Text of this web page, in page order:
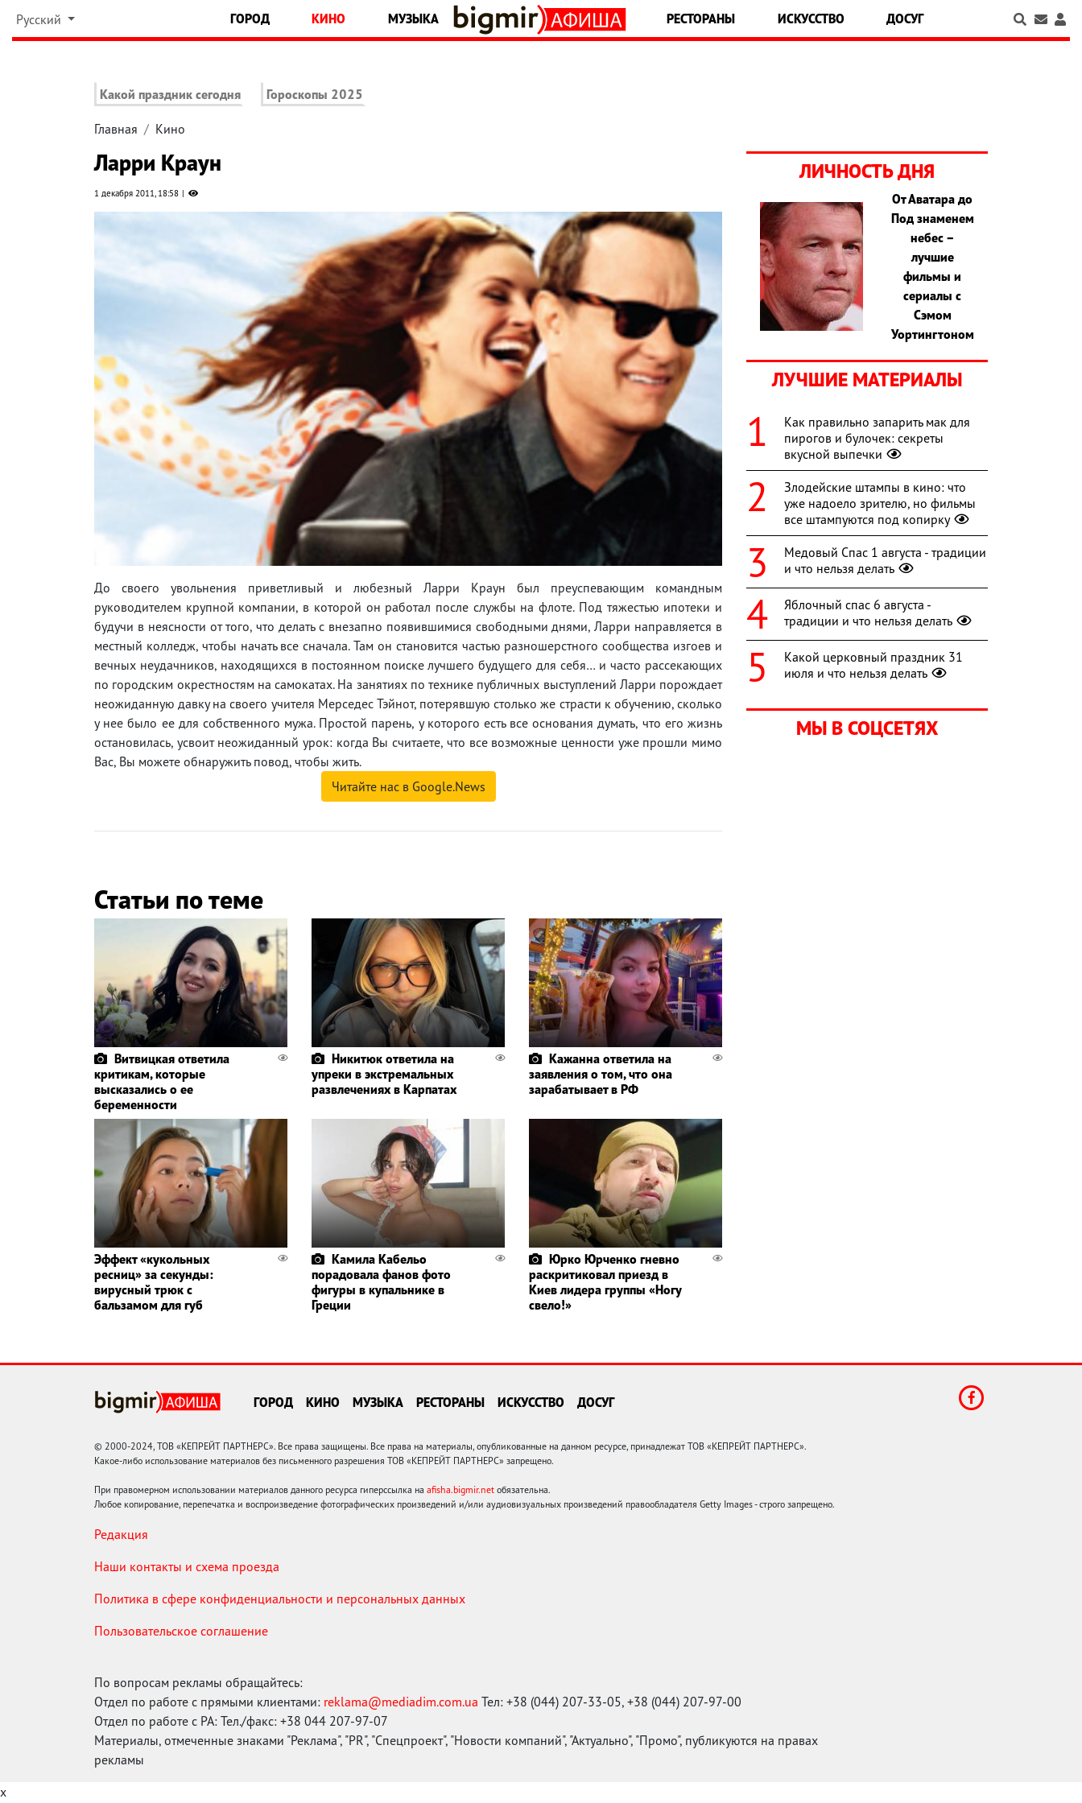
Русский ГОРОД КИНО МУЗЫКА РЕСТОРАНЫ ИСКУССТВО ДОСУГ
Какой праздник сегодня Гороскопы 2025
Главная Кино
Ларри Краун
1 декабря 2011, 18:58
До своего увольнения приветливый и любезный Ларри Краун был преуспевающим командным
руководителем крупной компании, в которой он работал после службы на флоте. Под тяжестью ипотеки и
будучи в неясности от того, что делать с внезапно появившимися свободными днями, Ларри направляется в
местный колледж, чтобы начать все сначала. Там он становится частью разношерстного сообщества изгоев и
вечных неудачников, находящихся в постоянном поиске лучшего будущего для себя… и часто рассекающих
по городским окрестностям на самокатах. На занятиях по технике публичных выступлений Ларри порождает
неожиданную давку на своего учителя Мерседес Тэйнот, потерявшую столько же страсти к обучению, сколько
у нее было ее для собственного мужа. Простой парень, у которого есть все основания думать, что его жизнь
остановилась, усвоит неожиданный урок: когда Вы считаете, что все возможные ценности уже прошли мимо
Вас, Вы можете обнаружить повод, чтобы жить.
Читайте нас в Google.News
Статьи по теме
Витвицкая ответила
критикам, которые
высказались о ее
беременности
Никитюк ответила на
упреки в экстремальных
развлечениях в Карпатах
Кажанна ответила на
заявления о том, что она
зарабатывает в РФ
Эффект «кукольных
ресниц» за секунды:
вирусный трюк с
бальзамом для губ
Камила Кабельо
порадовала фанов фото
фигуры в купальнике в
Греции
Юрко Юрченко гневно
раскритиковал приезд в
Киев лидера группы «Ногу
свело!»
ЛИЧНОСТЬ ДНЯ
От Аватара до
Под знаменем
небес –
лучшие
фильмы и
сериалы с
Сэмом
Уортингтоном
ЛУЧШИЕ МАТЕРИАЛЫ
Как правильно запарить мак для
пирогов и булочек: секреты
вкусной выпечки
Злодейские штампы в кино: что
уже надоело зрителю, но фильмы
все штампуются под копирку
Медовый Спас 1 августа - традиции
и что нельзя делать
Яблочный спас 6 августа -
традиции и что нельзя делать
Какой церковный праздник 31
июля и что нельзя делать
МЫ В СОЦСЕТЯХ
ГОРОД КИНО МУЗЫКА РЕСТОРАНЫ ИСКУССТВО ДОСУГ
© 2000-2024, ТОВ «КЕПРЕЙТ ПАРТНЕРС». Все права защищены. Все права на материалы, опубликованные на данном ресурсе, принадлежат ТОВ «КЕПРЕЙТ ПАРТНЕРС».
Какое-либо использование материалов без письменного разрешения ТОВ «КЕПРЕЙТ ПАРТНЕРС» запрещено.
При правомерном использовании материалов данного ресурса гиперссылка на afisha.bigmir.net обязательна.
Любое копирование, перепечатка и воспроизведение фотографических произведений и/или аудиовизуальных произведений правообладателя Getty Images - строго запрещено.
Редакция
Наши контакты и схема проезда
Политика в сфере конфиденциальности и персональных данных
Пользовательское соглашение
По вопросам рекламы обращайтесь:
Отдел по работе с прямыми клиентами: reklama@mediadim.com.ua Тел: +38 (044) 207-33-05, +38 (044) 207-97-00
Отдел по работе с РА: Тел./факс: +38 044 207-97-07
Материалы, отмеченные знаками "Реклама", "PR", "Спецпроект", "Новости компаний", "Актуально", "Промо", публикуются на правах
рекламы
x